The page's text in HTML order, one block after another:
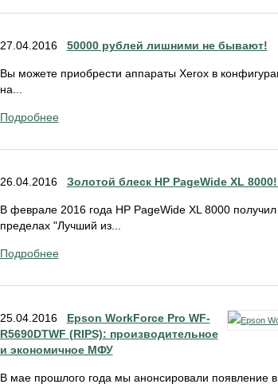
27.04.2016 50000 рублей лишними не бывают!
Вы можете приобрести аппараты Xerox в
на...
Подробнее
26.04.2016 Золотой блеск HP PageWide XL
В феврале 2016 года HP PageWide XL 8000
пределах "Лучший из...
Подробнее
25.04.2016 Epson WorkForce Pro WF-
R5690DTWF (RIPS): производительное
и экономичное МФУ
В мае прошлого года мы анонсировали появление в